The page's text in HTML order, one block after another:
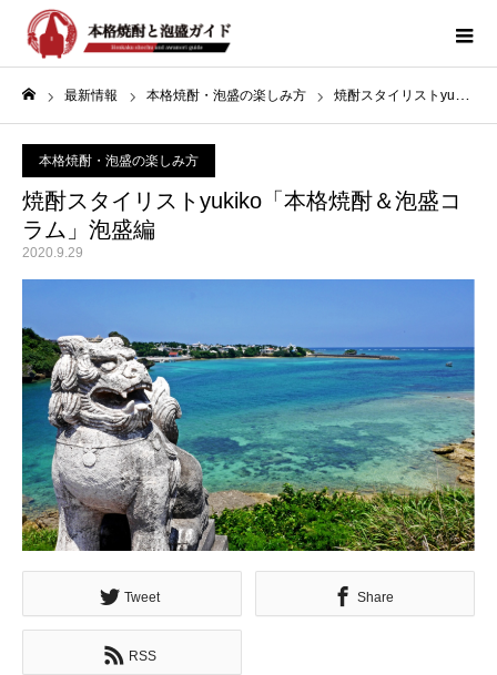
最新情報 本格焼酎・泡盛の楽しみ方 焼酎スタイリストyukiko「本格焼酎＆泡盛コラム」泡盛編
本格焼酎・泡盛の楽しみ方
焼酎スタイリストyukiko「本格焼酎＆泡盛コ
ラム」泡盛編
2020.9.29
Tweet Share
RSS